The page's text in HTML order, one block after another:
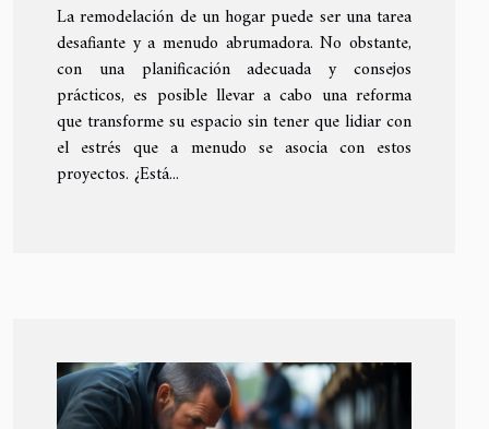
La remodelación de un hogar puede ser una tarea
desafiante y a menudo abrumadora. No obstante,
con una planificación adecuada y consejos
prácticos, es posible llevar a cabo una reforma
que transforme su espacio sin tener que lidiar con
el estrés que a menudo se asocia con estos
proyectos. ¿Está...